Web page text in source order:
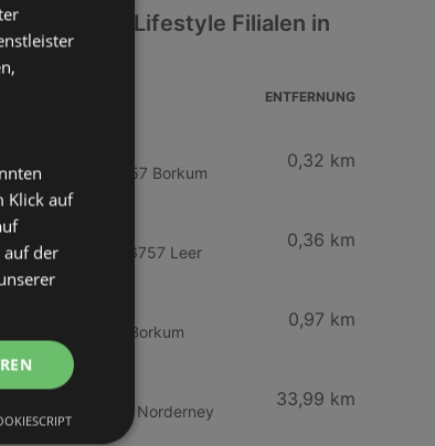
Mode & Lifestyle Filialen in
ENTFERNUNG
WEBER
10, 26757 Borkum
0,32 km
41 - 43, 26757 Leer
0,36 km
54, 26757 Borkum
0,97 km
LAURA
18, 26548 Norderney
33,99 km
Klick auf
auf der